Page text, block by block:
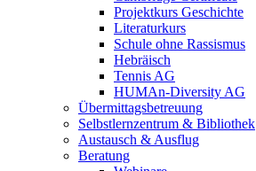
Projektkurs Geschichte
Literaturkurs
Schule ohne Rassismus
Hebräisch
Tennis AG
HUMAn-Diversity AG
Übermittagsbetreuung
Selbstlernzentrum & Bibliothek
Austausch & Ausflug
Beratung